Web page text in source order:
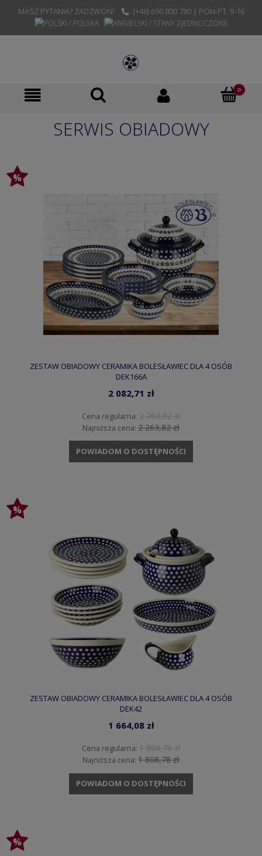
MASZ PYTANIA? ZADZWOŃ! (+48) 690 800 780 | PON-PT. 9-16
SERWIS OBIADOWY
ZESTAW OBIADOWY CERAMIKA BOLESŁAWIEC DLA 4 OSÓB
DEK166A
2 082,71 zł
Cena regularna: 2 263,82 zł
Najniższa cena: 2 263,82 zł
POWIADOM O DOSTĘPNOŚCI
ZESTAW OBIADOWY CERAMIKA BOLESŁAWIEC DLA 4 OSÓB
DEK42
1 664,08 zł
Cena regularna: 1 808,78 zł
Najniższa cena: 1 808,78 zł
POWIADOM O DOSTĘPNOŚCI